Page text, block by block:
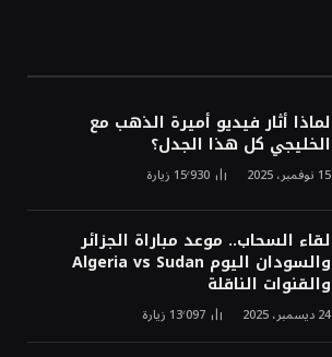
لماذا أثار فيديو أميرة الذهب مع
الخليجي كل هذا الجدل؟
15 نوفمبر، 2025 15٬930 زيارة
لقاء السحاب.. موعد مباراة الجزائر
والسودان اليوم Algeria vs Sudan
والقنوات الناقلة
24 ديسمبر، 2025 13٬097 زيارة